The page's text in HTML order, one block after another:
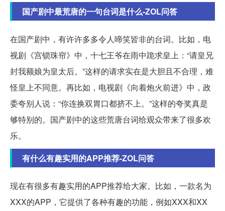
国产剧中最荒唐的一句台词是什么-ZOL问答
在国产剧中，有许许多多令人啼笑皆非的台词。比如，电
视剧《宫锁珠帘》中，十七王爷在雨中跪求皇上：“请皇兄
封我额娘为皇太后。”这样的请求实在是大胆且不合理，难
怪皇上不同意。再比如，电视剧《向着炮火前进》中，政
委夸别人说：“你连换双胃口都挤不上。”这样的夸奖真是
够特别的。国产剧中的这些荒唐台词给观众带来了很多欢
乐。
有什么有趣实用的APP推荐-ZOL问答
现在有很多有趣实用的APP推荐给大家。比如，一款名为
XXX的APP，它提供了各种有趣的功能，例如XXX和XX